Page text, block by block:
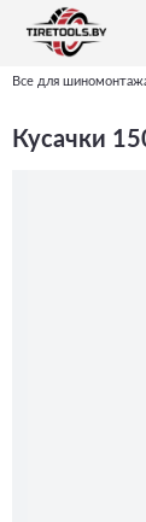
здесь
Все для
Кусачки